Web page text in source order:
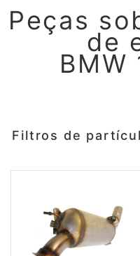
Peças
de
BMW
Filtros de